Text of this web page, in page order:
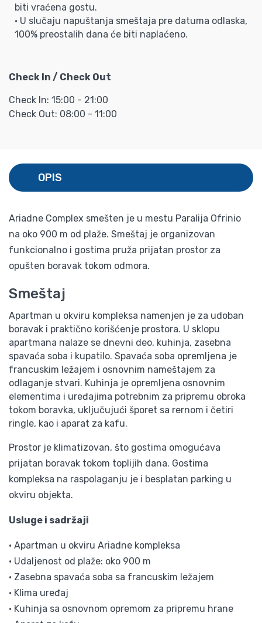
biti vraćena gostu.
• U slučaju napuštanja smeštaja pre datuma odlaska,
100% preostalih dana će biti naplaćeno.
Check In / Check Out
Check In: 15:00 - 21:00
Check Out: 08:00 - 11:00
OPIS
Ariadne Complex smešten je u mestu Paralija Ofrinio
na oko 900 m od plaže. Smeštaj je organizovan
funkcionalno i gostima pruža prijatan prostor za
opušten boravak tokom odmora.
Smeštaj
Apartman u okviru kompleksa namenjen je za udoban
boravak i praktično korišćenje prostora. U sklopu
apartmana nalaze se dnevni deo, kuhinja, zasebna
spavaća soba i kupatilo. Spavaća soba opremljena je
francuskim ležajem i osnovnim nameštajem za
odlaganje stvari. Kuhinja je opremljena osnovnim
elementima i uređajima potrebnim za pripremu obroka
tokom boravka, uključujući šporet sa rernom i četiri
ringle, kao i aparat za kafu.
Prostor je klimatizovan, što gostima omogućava
prijatan boravak tokom toplijih dana. Gostima
kompleksa na raspolaganju je i besplatan parking u
okviru objekta.
Usluge i sadržaji
• Apartman u okviru Ariadne kompleksa
• Udaljenost od plaže: oko 900 m
• Zasebna spavaća soba sa francuskim ležajem
• Klima uređaj
• Kuhinja sa osnovnom opremom za pripremu hrane